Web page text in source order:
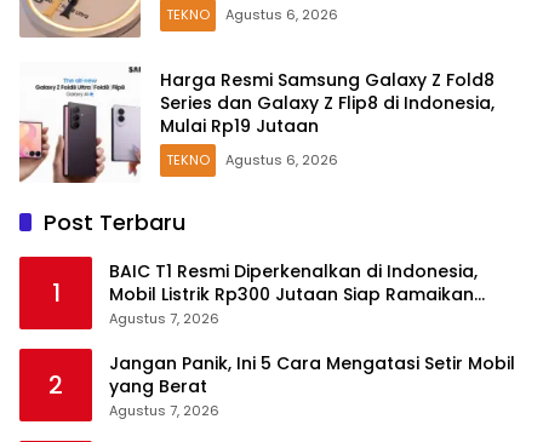
TEKNO Agustus 6, 2026
Harga Resmi Samsung Galaxy Z Fold8
Series dan Galaxy Z Flip8 di Indonesia,
Mulai Rp19 Jutaan
TEKNO Agustus 6, 2026
Post Terbaru
1
BAIC T1 Resmi Diperkenalkan di Indonesia,
Mobil Listrik Rp300 Jutaan Siap Ramaikan
Pasar EV
Agustus 7, 2026
2
Jangan Panik, Ini 5 Cara Mengatasi Setir Mobil
yang Berat
Agustus 7, 2026